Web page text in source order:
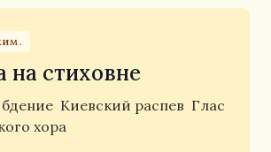
на стиховне
Киевский распев Глас
хора